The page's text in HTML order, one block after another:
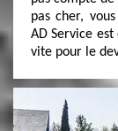
pas cher,
AD Service
vite pour le